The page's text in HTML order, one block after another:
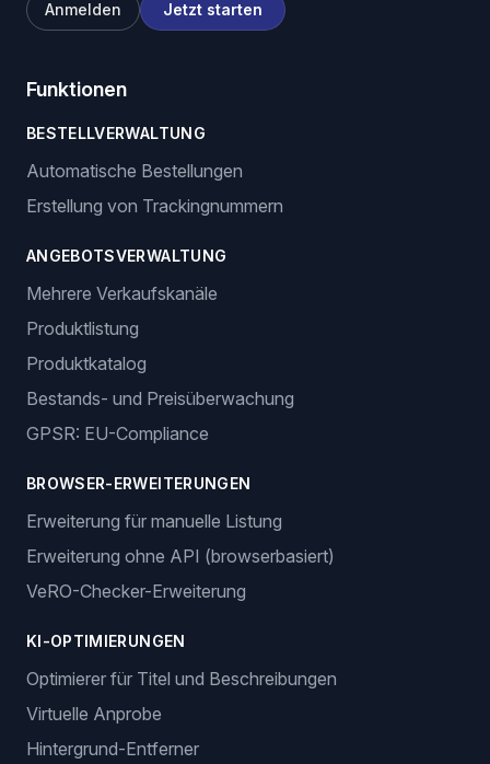
Anmelden Jetzt starten
Funktionen
BESTELLVERWALTUNG
Automatische Bestellungen
Erstellung von Trackingnummern
ANGEBOTSVERWALTUNG
Mehrere Verkaufskanäle
Produktlistung
Produktkatalog
Bestands- und Preisüberwachung
GPSR: EU-Compliance
BROWSER-ERWEITERUNGEN
Erweiterung für manuelle Listung
Erweiterung ohne API (browserbasiert)
VeRO-Checker-Erweiterung
KI-OPTIMIERUNGEN
Optimierer für Titel und Beschreibungen
Virtuelle Anprobe
Hintergrund-Entferner